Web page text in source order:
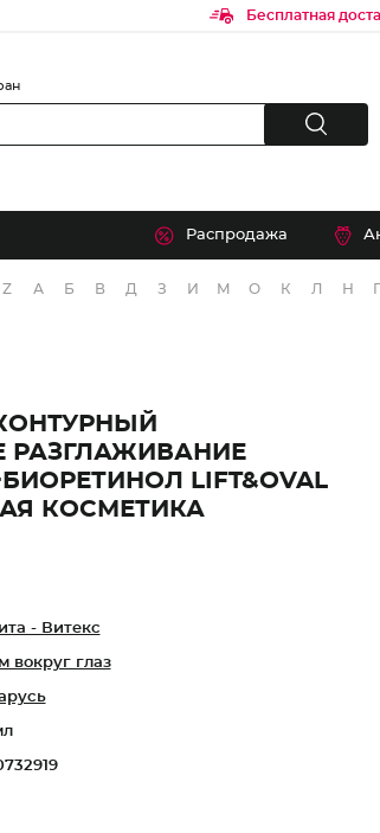
Бесплатная
Распродажа
Z А Б В Д З И М О К Л Н
РАЗГЛАЖИВАНИЕ
LIFT&OVAL
КОСМЕТИКА
- Витекс
вокруг глаз